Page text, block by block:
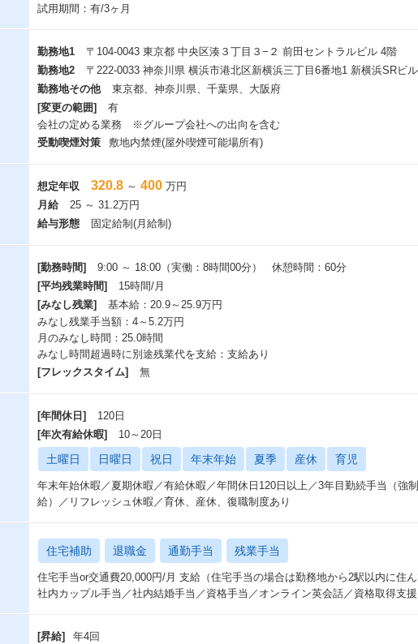
試用期間：有/3ヶ月
勤務地1
〒104-0043 東京都 中央区湊３丁目３−２ 前田セントラルビル 4階
勤務地2
〒222-0033 神奈川県 横浜市港北区新横浜三丁目6番地1 新横浜SRビ
勤務地その他
東京都、神奈川県、千葉県、大阪府
[変更の範囲]
有
会社の定める業務 ※グループ会社への出向を含む
受動喫煙対策
敷地内禁煙(屋外喫煙可能場所有)
想定年収 320.8 ～ 400 万円
月給
25 ～ 31.2万円
給与形態
固定給制(月給制)
[勤務時間]
9:00 ～ 18:00（実働：8時間00分） 休憩時間：60分
[平均残業時間]
15時間/月
[みなし残業]
基本給：20.9～25.9万円
みなし残業手当額：4～5.2万円
月のみなし時間：25.0時間
みなし時間超過時に別途残業代を支給：支給あり
[フレックスタイム]
無
[年間休日]
120日
[年次有給休暇]
10～20日
土曜日 日曜日 祝日 年末年始 夏季 産休 育児
年末年始休暇／夏期休暇／有給休暇／年間休日120日以上／3年目勤続手当（強
給）／リフレッシュ休暇／育休、産休、復職制度あり
住宅補助 退職金 通勤手当 残業手当
住宅手当or交通費20,000円/月 支給（住宅手当の場合は勤務地から2駅以内に住
社内カップル手当／社内結婚手当／資格手当／オンライン英会話／資格取得支
[昇給]
年4回